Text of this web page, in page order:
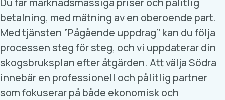
betalning, med mätning av en oberoende part.
Med tjänsten ”Pågående uppdrag” kan du följa
processen steg för steg, och vi uppdaterar din
skogsbruksplan efter åtgärden. Att välja Södra
innebär en professionell och pålitlig partner
som fokuserar på både ekonomisk och